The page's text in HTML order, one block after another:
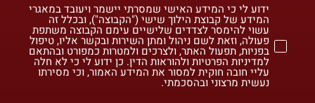
ידוע לי כי המידע האישי שמסרתי יישמר ויעובד במאגרי
המידע של קבוצת הילוך שישי ("הקבוצה"), ובכלל זה
עשוי להימסר לצדדים שלישיים עימם הקבוצה משתפת
פעולה, וזאת לשם ניהול ומתן השירות ובקשר אליו, טיפול
בפניות, תפעול האתר, ולצרכים ולמטרות כמפורט ובהתאם
למדיניות הפרטיות ולהוראות הדין. כן ידוע לי כי לא חלה
עליי חובה חוקית למסור את המידע האמור, וכי מסירתו
נעשית מרצוני ובהסכמתי.